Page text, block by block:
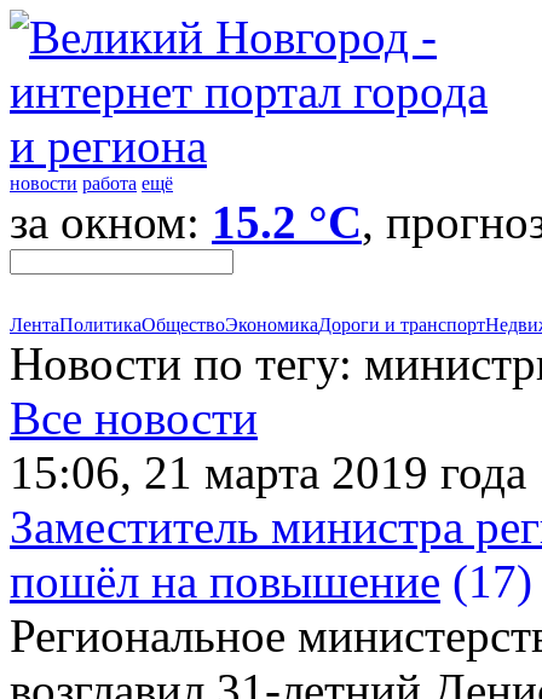
новости работа ещё
за окном: 15.2 °C,
ЛентаПолитикаОбществоЭкономикаДороги и транспорт
Новости по тегу:
Все новости
15:06, 21 марта 2019 года
Заместитель министра
пошёл на повышение (17)
Региональное